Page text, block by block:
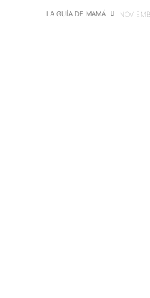
LA GUÍA DE MAMÁ